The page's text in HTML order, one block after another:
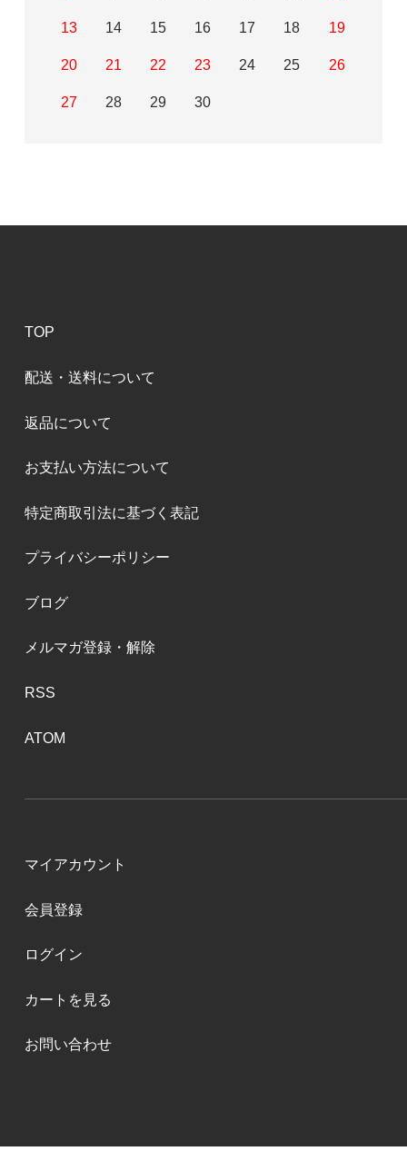
13 14 15 16 17 18 19
20 21 22 23 24 25 26
27 28 29 30
TOP
配送・送料について
返品について
お支払い方法について
特定商取引法に基づく表記
プライバシーポリシー
ブログ
メルマガ登録・解除
RSS
ATOM
マイアカウント
会員登録
ログイン
カートを見る
お問い合わせ